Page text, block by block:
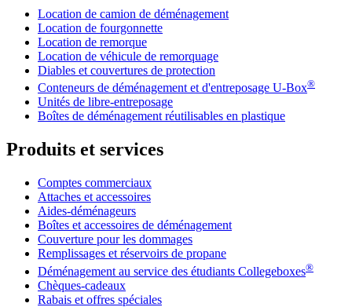
Location de camion de déménagement
Location de fourgonnette
Location de remorque
Location de véhicule de remorquage
Diables et couvertures de protection
Conteneurs de déménagement et d'entreposage U-Box®
Unités de libre-entreposage
Boîtes de déménagement réutilisables en plastique
Produits et services
Comptes commerciaux
Attaches et accessoires
Aides-déménageurs
Boîtes et accessoires de déménagement
Couverture pour les dommages
Remplissages et réservoirs de propane
Déménagement au service des étudiants Collegeboxes®
Chèques-cadeaux
Rabais et offres spéciales